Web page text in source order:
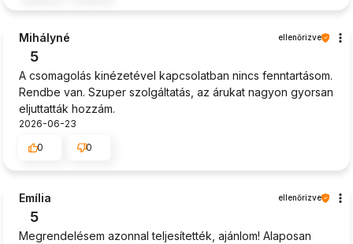
Mihályné ellenőrizve
5
A csomagolás kinézetével kapcsolatban nincs fenntartásom.
Rendbe van. Szuper szolgáltatás, az árukat nagyon gyorsan
eljuttatták hozzám.
2026-06-23
0
0
Emília ellenőrizve
5
Megrendelésem azonnal teljesítették, ajánlom! Alaposan